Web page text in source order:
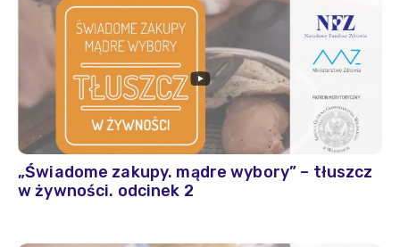
„Świadome zakupy. mądre wybory” – tłuszcz
w żywności. odcinek 2